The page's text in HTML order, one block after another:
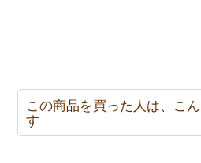
この商品を買った人は、こ
す